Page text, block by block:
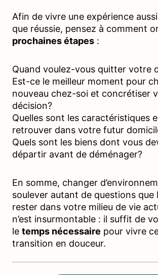
Afin de vivre une expérience
que réussie, pensez à comment
prochaines étapes :
Quand voulez-vous quitter votre
Est-ce le meilleur moment pour
nouveau chez-soi et concrétiser
décision?
Quelles sont les caractéristiques
retrouver dans votre futur
Quels sont les biens dont vous
départir avant de déménager?
En somme, changer
soulever autant de questions que
rester dans votre milieu de vie
n’est insurmontable : il suffit de
le temps nécessaire pour vivre
transition en douceur.